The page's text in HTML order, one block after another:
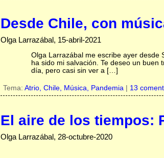
Desde Chile, con
Olga Larrazábal, 15-abril-2021
Olga Larrazábal me escribe ayer desde
ha sido mi salvación. Te deseo un buen
día, pero casi sin ver a […]
Tema: Atrio, Chile, Música, Pandemia| 13
El aire de los tiempos:
Olga Larrazábal, 28-octubre-2020